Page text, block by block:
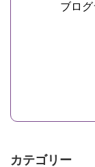
ブログ
カテゴリー